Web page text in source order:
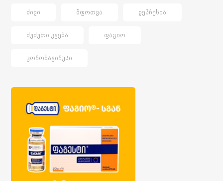
ᲫᲘᲚᲘ ᲨᲤᲝᲗᲕᲐ ᲓᲔᲞᲠᲔᲡᲘᲐ
ᲫᲣᲫᲣᲗᲘ ᲙᲕᲔᲑᲐ ᲤᲐᲒᲘᲝ
ᲙᲝᲠᲝᲜᲐᲕᲘᲠᲣᲡᲘ